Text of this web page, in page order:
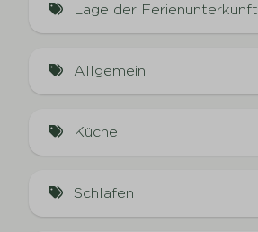
Lage der Ferienunterkunft
Allgemein
Küche
Kombi-Mikrowelle (1)
Schlafen